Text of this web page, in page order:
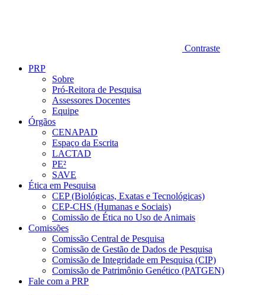
Contraste
PRP
Sobre
Pró-Reitora de Pesquisa
Assessores Docentes
Equipe
Órgãos
CENAPAD
Espaço da Escrita
LACTAD
PE²
SAVE
Ética em Pesquisa
CEP (Biológicas, Exatas e Tecnológicas)
CEP-CHS (Humanas e Sociais)
Comissão de Ética no Uso de Animais
Comissões
Comissão Central de Pesquisa
Comissão de Gestão de Dados de Pesquisa
Comissão de Integridade em Pesquisa (CIP)
Comissão de Patrimônio Genético (PATGEN)
Fale com a PRP